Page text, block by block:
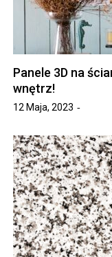
Panele 3D na
wnętrz!
12 Maja, 2023